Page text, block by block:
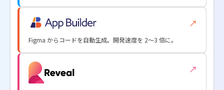
↗
Figma からコードを自動生成。開発速度を 2〜3 倍に。
↗